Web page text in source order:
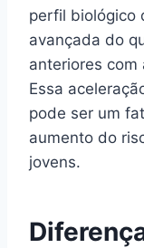
perfil biológico
avançada do
anteriores com
Essa
pode ser um
aumento do
jovens.